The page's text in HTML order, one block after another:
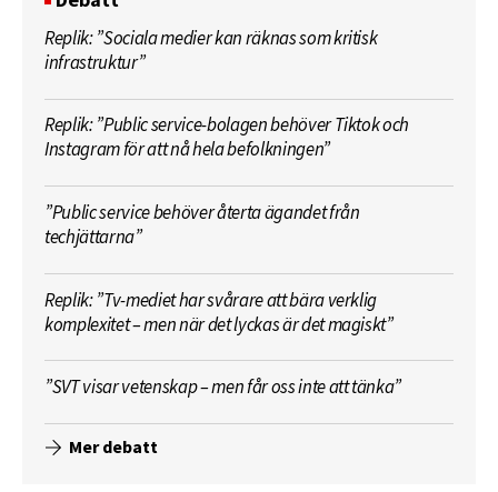
Replik: ”Sociala medier kan räknas som kritisk
infrastruktur”
Replik: ”Public service-bolagen behöver Tiktok och
Instagram för att nå hela befolkningen”
”Public service behöver återta ägandet från
techjättarna”
Replik: ”Tv-mediet har svårare att bära verklig
komplexitet – men när det lyckas är det magiskt”
”SVT visar vetenskap – men får oss inte att tänka”
Mer debatt